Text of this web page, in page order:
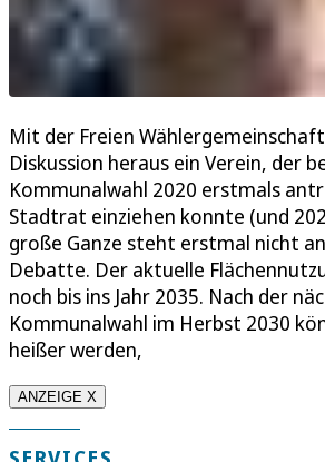
Mit der Freien
Diskussion heraus ein Verein, der
Kommunalwahl 2020 erstmals
Stadtrat einziehen konnte (und
große Ganze steht erstmal nicht
Debatte. Der aktuelle
noch bis ins Jahr 2035. Nach der
Kommunalwahl im Herbst 2030
heißer werden,
ANZEIGE X